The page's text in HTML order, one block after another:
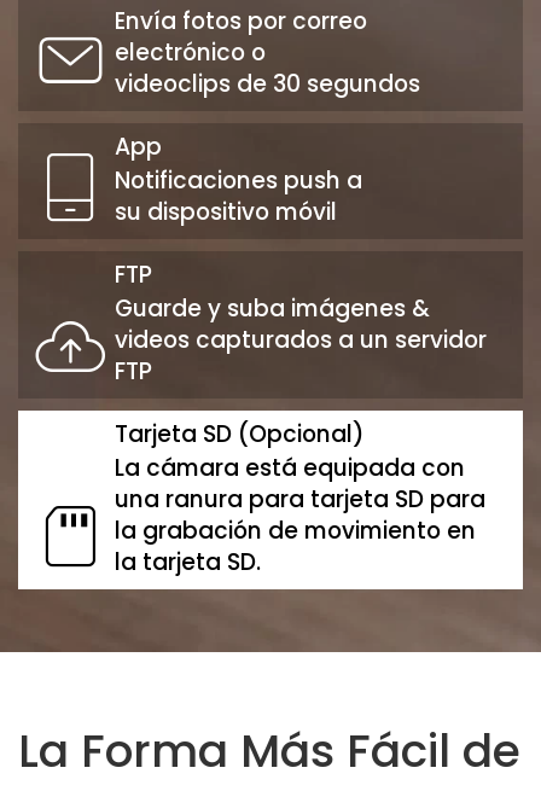
Envía fotos por correo
electrónico o
videoclips de 30 segundos
App
Notificaciones push a
su dispositivo móvil
FTP
Guarde y suba imágenes &
videos capturados a un servidor
FTP
Tarjeta SD (Opcional)
La cámara está equipada con
una ranura para tarjeta SD para
la grabación de movimiento en
la tarjeta SD.
La Forma Más Fácil de